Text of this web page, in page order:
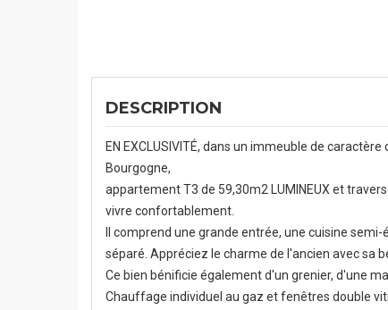
DESCRIPTION
EN EXCLUSIVITÉ, dans un immeuble de
Bourgogne,
appartement T3 de 59,30m2 LUMINEUX et
vivre confortablement.
Il comprend une grande entrée, une cuisine
séparé. Appréciez le charme de l'ancien avec sa
Ce bien bénificie également d'un grenier, d'une
Chauffage individuel au gaz et fenêtres double